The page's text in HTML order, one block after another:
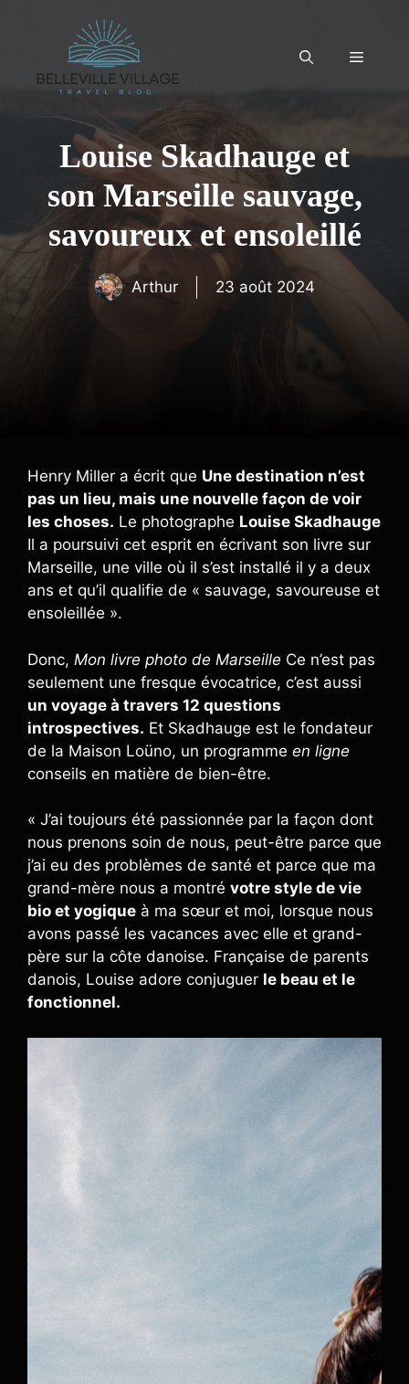
Menu
Louise Skadhauge et
son Marseille sauvage,
savoureux et ensoleillé
Arthur 23 août 2024
Henry Miller a écrit que Une destination n’est
pas un lieu, mais une nouvelle façon de voir
les choses. Le photographe Louise Skadhauge
Il a poursuivi cet esprit en écrivant son livre sur
Marseille, une ville où il s’est installé il y a deux
ans et qu’il qualifie de « sauvage, savoureuse et
ensoleillée ».
Donc, Mon livre photo de Marseille Ce n’est pas
seulement une fresque évocatrice, c’est aussi
un voyage à travers 12 questions
introspectives. Et Skadhauge est le fondateur
de la Maison Loüno, un programme en ligne
conseils en matière de bien-être.
« J’ai toujours été passionnée par la façon dont
nous prenons soin de nous, peut-être parce que
j’ai eu des problèmes de santé et parce que ma
grand-mère nous a montré votre style de vie
bio et yogique à ma sœur et moi, lorsque nous
avons passé les vacances avec elle et grand-
père sur la côte danoise. Française de parents
danois, Louise adore conjuguer le beau et le
fonctionnel.